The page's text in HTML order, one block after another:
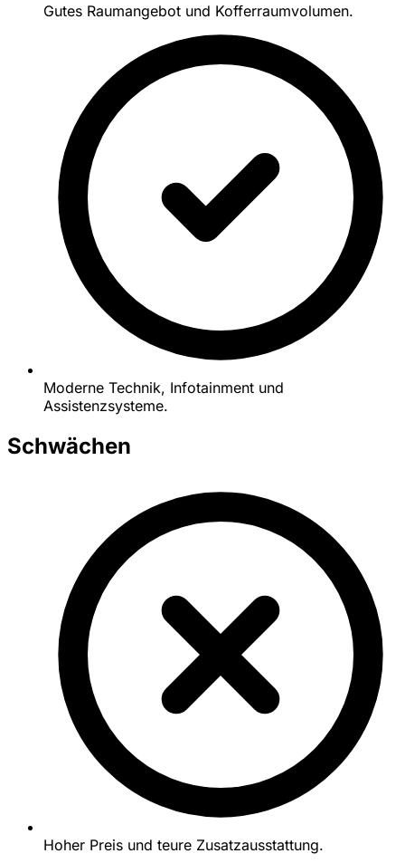
Gutes Raumangebot und Kofferraumvolumen.
Moderne Technik, Infotainment und
Assistenzsysteme.
Schwächen
Hoher Preis und teure Zusatzausstattung.